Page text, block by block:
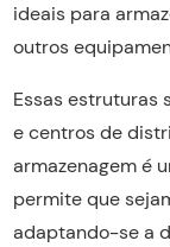
ideais para
outros
Essas estruturas
e centros de
armazenagem é
permite que
adaptando-se a